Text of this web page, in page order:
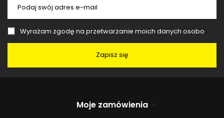
Podaj swój adres e-mail
Wyrażam zgodę na przetwarzanie moich danych osobowych (adres e-mail) na potrzeby wysyłki newslettera z informacją handlową (marketing). Więcej w
Zapisz się
Moje zamówienia